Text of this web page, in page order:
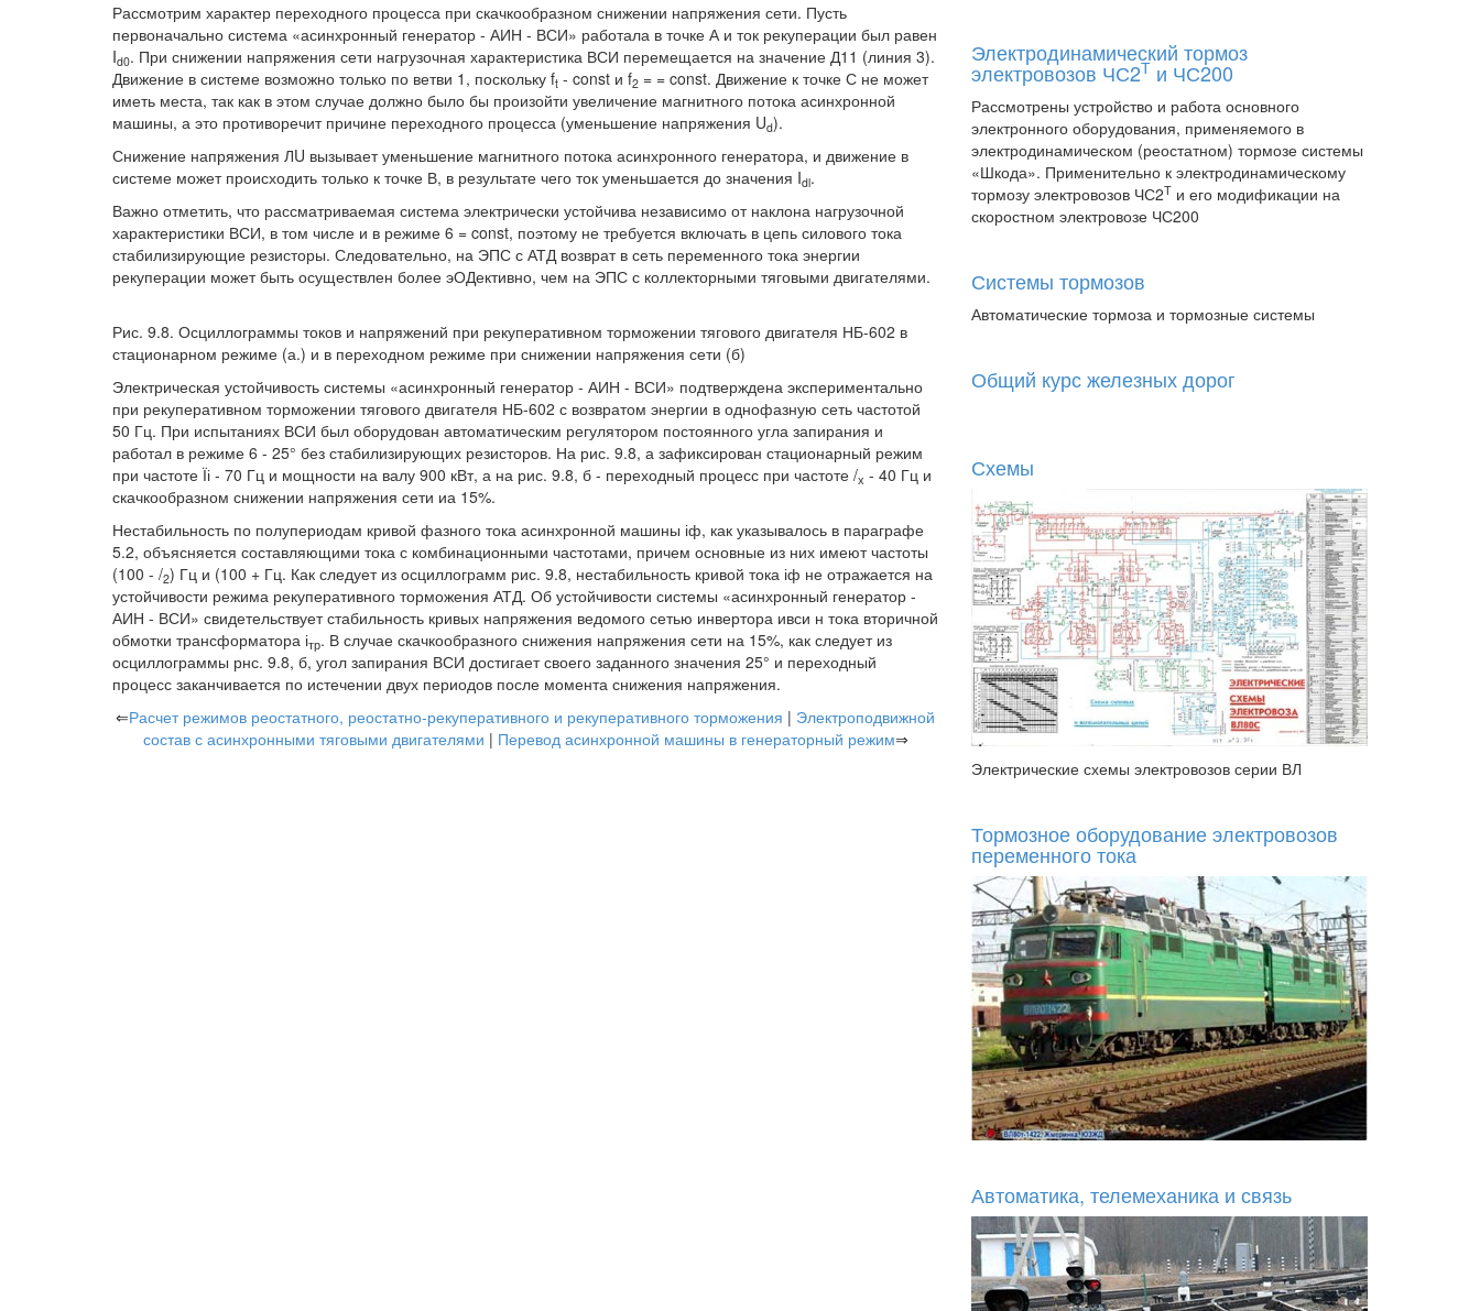
Рассмотрим характер переходного процесса при скачкообразном снижении напряжения сети. Пусть
первоначально система «асинхронный генератор - АИН - ВСИ» работала в точке А и ток рекуперации был равен
Id0. При снижении напряжения сети нагрузочная характеристика ВСИ перемещается на значение Д11 (линия 3).
Движение в системе возможно только по ветви 1, поскольку ft - const и f2 = = const. Движение к точке С не может
иметь места, так как в этом случае должно было бы произойти увеличение магнитного потока асинхронной
машины, а это противоречит причине переходного процесса (уменьшение напряжения Ud).
Снижение напряжения ЛU вызывает уменьшение магнитного потока асинхронного генератора, и движение в
системе может происходить только к точке В, в результате чего ток уменьшается до значения Idl.
Важно отметить, что рассматриваемая система электрически устойчива независимо от наклона нагрузочной
характеристики ВСИ, в том числе и в режиме 6 = const, поэтому не требуется включать в цепь силового тока
стабилизирующие резисторы. Следовательно, на ЭПС с АТД возврат в сеть переменного тока энергии
рекуперации может быть осуществлен более эОДективно, чем на ЭПС с коллекторными тяговыми двигателями.
Рис. 9.8. Осциллограммы токов и напряжений при рекуперативном торможении тягового двигателя НБ-602 в
стационарном режиме (а.) и в переходном режиме при снижении напряжения сети (б)
Электрическая устойчивость системы «асинхронный генератор - АИН - ВСИ» подтверждена экспериментально
при рекуперативном торможении тягового двигателя НБ-602 с возвратом энергии в однофазную сеть частотой
50 Гц. При испытаниях ВСИ был оборудован автоматическим регулятором постоянного угла запирания и
работал в режиме 6 - 25° без стабилизирующих резисторов. На рис. 9.8, а зафиксирован стационарный режим
при частоте Їі - 70 Гц и мощности на валу 900 кВт, а на рис. 9.8, б - переходный процесс при частоте /х - 40 Гц и
скачкообразном снижении напряжения сети иа 15%.
Нестабильность по полупериодам кривой фазного тока асинхронной машины іф, как указывалось в параграфе
5.2, объясняется составляющими тока с комбинационными частотами, причем основные из них имеют частоты
(100 - /2) Гц и (100 + Гц. Как следует из осциллограмм рис. 9.8, нестабильность кривой тока іф не отражается на
устойчивости режима рекуперативного торможения АТД. Об устойчивости системы «асинхронный генератор -
АИН - ВСИ» свидетельствует стабильность кривых напряжения ведомого сетью инвертора ивси н тока вторичной
обмотки трансформатора ітр. В случае скачкообразного снижения напряжения сети на 15%, как следует из
осциллограммы рнс. 9.8, б, угол запирания ВСИ достигает своего заданного значения 25° и переходный
процесс заканчивается по истечении двух периодов после момента снижения напряжения.
⇐Расчет режимов реостатного, реостатно-рекуперативного и рекуперативного торможения | Электроподвижной
состав с асинхронными тяговыми двигателями | Перевод асинхронной машины в генераторный режим⇒
Электродинамический тормоз
электровозов ЧС2Т и ЧС200
Рассмотрены устройство и работа основного
электронного оборудования, применяемого в
электродинамическом (реостатном) тормозе системы
«Шкода». Применительно к электродинамическому
тормозу электровозов ЧС2Т и его модификации на
скоростном электровозе ЧС200
Системы тормозов
Автоматические тормоза и тормозные системы
Общий курс железных дорог
Схемы
Электрические схемы электровозов серии ВЛ
Тормозное оборудование электровозов
переменного тока
Автоматика, телемеханика и связь